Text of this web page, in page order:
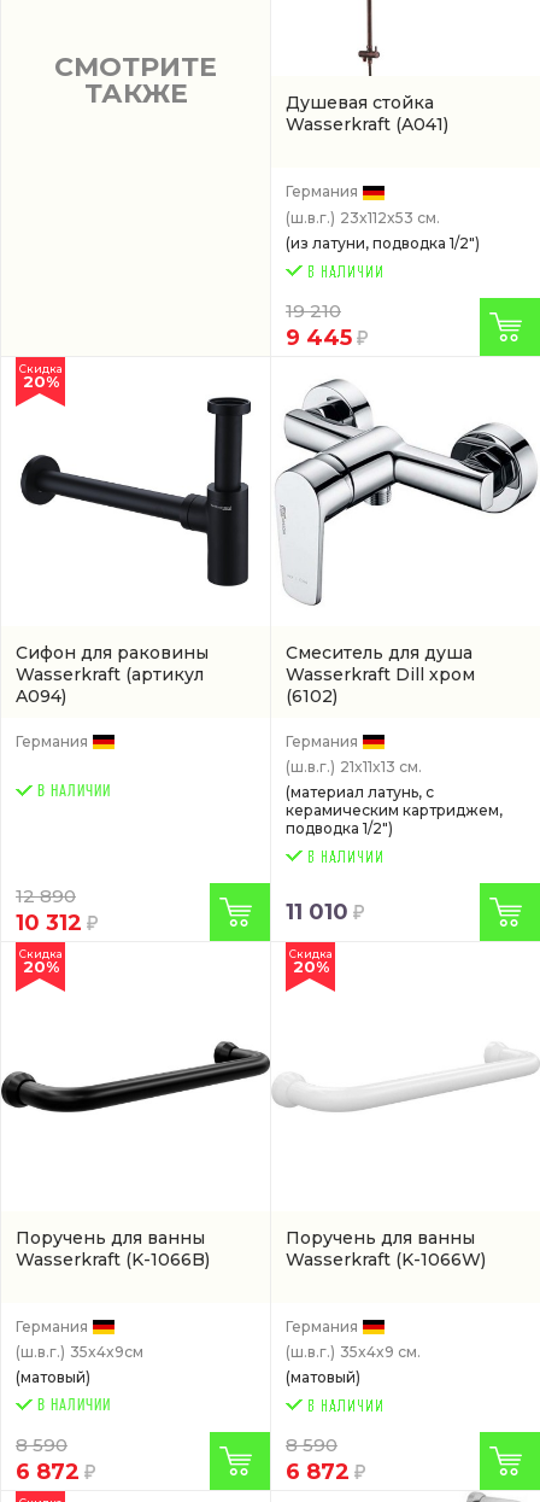
СМОТРИТЕ
ТАКЖЕ
Душевая стойка
Wasserkraft (A041)
Германия
(ш.в.г.) 23x112x53 см.
(из латуни, подводка 1/2")
19 210
9 445
Сифон для раковины
Wasserkraft (артикул
A094)
Скидка
20%
Германия
В НАЛИЧИИ
12 890
10 312
Смеситель для душа
Wasserkraft Dill хром
(6102)
Германия
(ш.в.г.) 21x11x13 см.
(материал латунь, с
керамическим картриджем,
подводка 1/2")
11 010
Поручень для ванны
Wasserkraft (K-1066B)
Скидка
20%
Германия
(ш.в.г.) 35x4x9см
(матовый)
В НАЛИЧИИ
8 590
6 872
Поручень для ванны
Wasserkraft (K-1066W)
Скидка
20%
Германия
(ш.в.г.) 35x4x9 см.
(матовый)
8 590
6 872